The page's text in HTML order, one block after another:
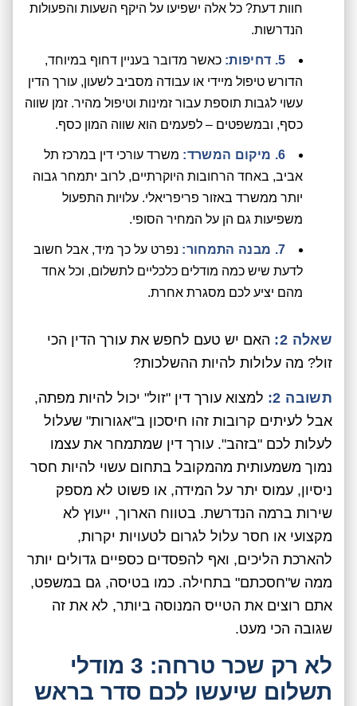
חוות דעת? כל אלה ישפיעו על היקף השעות והפעולות
הנדרשות.
5. דחיפות:
כאשר מדובר בעניין דחוף במיוחד,
הדורש טיפול מיידי או עבודה מסביב לשעון, עורך הדין
עשוי לגבות תוספת עבור זמינות וטיפול מהיר. זמן שווה
כסף, ובמשפטים – לפעמים הוא שווה המון כסף.
6. מיקום המשרד:
משרד עורכי דין במרכז תל
אביב, באחד הרחובות היוקרתיים, לרוב יתמחר גבוה
יותר ממשרד באזור פריפריאלי. עלויות התפעול
משפיעות גם הן על המחיר הסופי.
7. מבנה התמחור:
נפרט על כך מיד, אבל חשוב
לדעת שיש כמה מודלים כלכליים לתשלום, וכל אחד
מהם יציע לכם מסגרת אחרת.
שאלה 2:
האם יש טעם לחפש את עורך הדין הכי
זול? מה עלולות להיות ההשלכות?
תשובה 2:
למצוא עורך דין "זול" יכול להיות מפתה,
אבל לעיתים קרובות זהו חיסכון ב"אגורות" שעלול
לעלות לכם "בזהב". עורך דין שמתמחר את עצמו
נמוך משמעותית מהמקובל בתחום עשוי להיות חסר
ניסיון, עמוס יתר על המידה, או פשוט לא מספק
שירות ברמה הנדרשת. בטווח הארוך, ייעוץ לא
מקצועי או חסר עלול לגרום לטעויות יקרות,
להארכת הליכים, ואף להפסדים כספיים גדולים יותר
ממה ש"חסכתם" בתחילה. כמו בטיסה, גם במשפט,
אתם רוצים את הטייס המנוסה ביותר, לא את זה
שגובה הכי מעט.
לא רק שכר טרחה: 3 מודלי
תשלום שיעשו לכם סדר בראש